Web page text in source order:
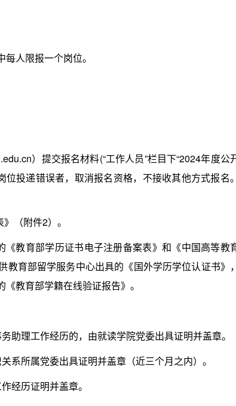
人限报一个岗位。
）提交报名材料(“工作人员”栏目下“2024年度公
投递错误者，取消报名资格，不接收其他方式报名。
（附件2）。
教育部学历证书电子注册备案表》和《中国高等教
育部留学服务中心出具的《国外学历学位认证书》，
教育部学籍在线验证报告》。
理工作经历的，由就读学院党委出具证明并盖章。
所属党委出具证明并盖章（近三个月之内）。
历证明并盖章。